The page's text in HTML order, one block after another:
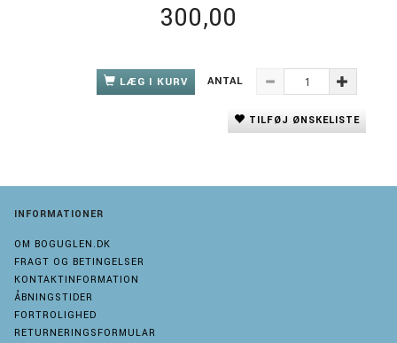
300,00
LÆG I KURV ANTAL
TILFØJ ØNSKELISTE
INFORMATIONER
OM BOGUGLEN.DK
FRAGT OG BETINGELSER
KONTAKTINFORMATION
ÅBNINGSTIDER
FORTROLIGHED
RETURNERINGSFORMULAR